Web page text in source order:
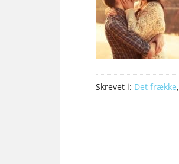
Skrevet i: Det frække,